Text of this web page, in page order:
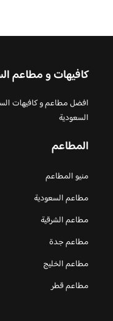
كافيهات و مطاعم
افضل مطاعم و كافيهات
السعودية
المطاعم
منيو المطاعم
مطاعم السعودية
مطاعم الشرقية
مطاعم جدة
مطاعم الخليج
مطاعم قطر